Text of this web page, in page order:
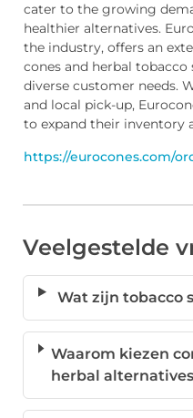
cater to the growing
healthier alternatives.
the industry, offers an
cones and herbal
diverse customer needs.
and local pick-up,
to expand their inventory
https://eurocones.com/
Veelgestelde
Wat zijn tobacco
Waarom kiezen
herbal